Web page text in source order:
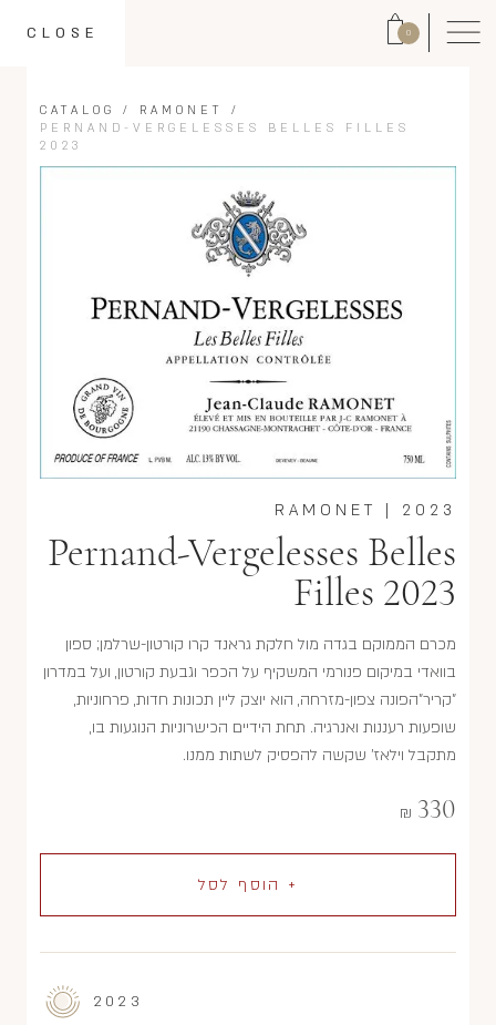
0
CLOSE
CATALOG / RAMONET
/
PERNAND-VERGELESSES BELLES FILLES
2023
2023
|
RAMONET
Pernand-Vergelesses Belles
Filles 2023
מכרם הממוקם בגדה מול חלקת גראנד קרו קורטון-שרלמן; ספון
בוואדי במיקום פנורמי המשקיף על הכפר וגבעת קורטון, ועל במדרון
"קריר"הפונה צפון-מזרחה, הוא יוצק ליין תכונות חדות, פרחוניות,
שופעות רעננות ואנרגיה. תחת הידיים הכישרוניות הנוגעות בו,
מתקבל וילאז' שקשה להפסיק לשתות ממנו.
330
₪
+ הוסף לסל
2023